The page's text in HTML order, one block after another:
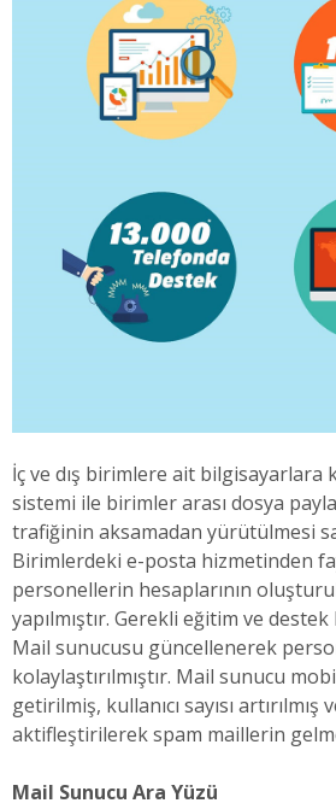
İç ve dış birimlere ait bilgisayarlara
sistemi ile birimler arası dosya
trafiğinin aksamadan yürütülmesi
Birimlerdeki e-posta hizmetinden
personellerin hesaplarının
yapılmıştır. Gerekli eğitim ve
Mail sunucusu güncellenerek
kolaylaştırılmıştır. Mail sunucu
getirilmiş, kullanıcı sayısı
aktifleştirilerek spam maillerin
Mail Sunucu Ara Yüzü